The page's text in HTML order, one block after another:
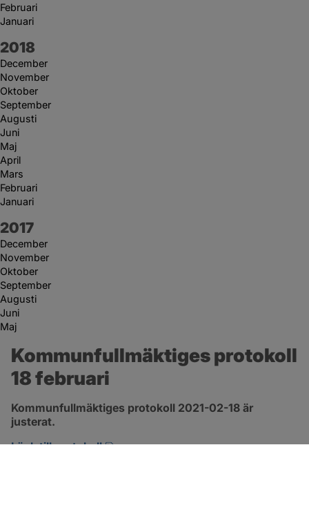
Februari
Januari
År:
2018
December
November
Oktober
September
Augusti
Juni
Maj
April
Mars
Februari
Januari
År:
2017
December
November
Oktober
September
Augusti
Juni
Maj
Kommunfullmäktiges protokoll
18 februari
Kommunfullmäktiges protokoll 2021-02-18 är
justerat.
Länk till protokoll
pdf, 399 kB, öppnas i nytt fönster.